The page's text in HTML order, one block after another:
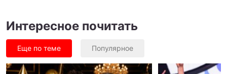
Интересное почитать
Еще по теме Популярное